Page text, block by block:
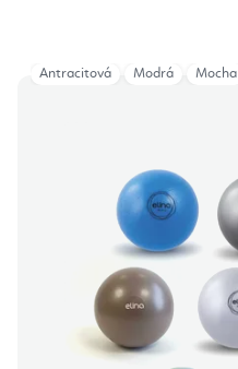
Antracitová Modrá Mocha